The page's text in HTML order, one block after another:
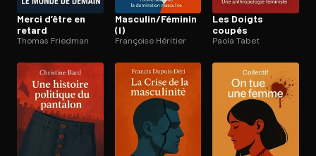
Merci d’être en
retard
Thomas Friedman
Masculin/Féminin
(I)
Françoise Héritier
Les Doigts
coupés
Paola Tabet